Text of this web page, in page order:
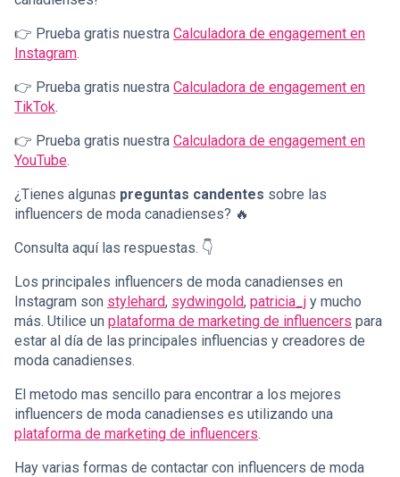
👉 Prueba gratis nuestra Calculadora de engagement en
Instagram.
👉 Prueba gratis nuestra Calculadora de engagement en
TikTok.
👉 Prueba gratis nuestra Calculadora de engagement en
YouTube.
¿Tienes algunas preguntas candentes sobre las
influencers de moda canadienses? 🔥
Consulta aquí las respuestas. 👇
Los principales influencers de moda canadienses en
Instagram son stylehard, sydwingold, patricia_j y mucho
más. Utilice un plataforma de marketing de influencers para
estar al día de las principales influencias y creadores de
moda canadienses.
El metodo mas sencillo para encontrar a los mejores
influencers de moda canadienses es utilizando una
plataforma de marketing de influencers.
Hay varias formas de contactar con influencers de moda